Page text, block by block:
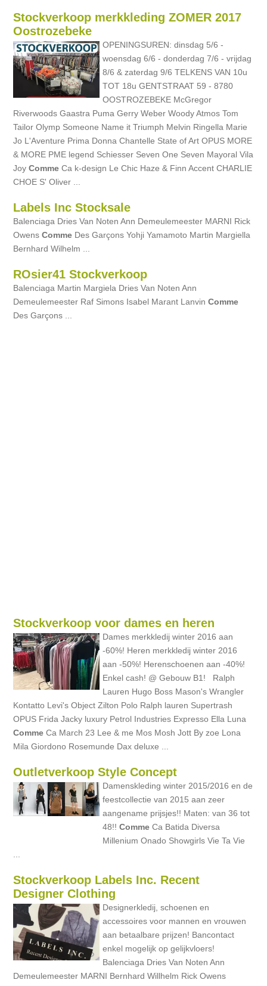
Stockverkoop merkkleding ZOMER 2017
Oostrozebeke
OPENINGSUREN: dinsdag 5/6 -
woensdag 6/6 - donderdag 7/6 - vrijdag
8/6 & zaterdag 9/6 TELKENS VAN 10u
TOT 18u GENTSTRAAT 59 - 8780
OOSTROZEBEKE McGregor
Riverwoods Gaastra Puma Gerry Weber Woody Atmos Tom
Tailor Olymp Someone Name it Triumph Melvin Ringella Marie
Jo L'Aventure Prima Donna Chantelle State of Art OPUS MORE
& MORE PME legend Schiesser Seven One Seven Mayoral Vila
JoyComme Ca k-design Le Chic Haze & Finn Accent CHARLIE
CHOE S' Oliver ...
Labels Inc Stocksale
Balenciaga Dries Van Noten Ann Demeulemeester MARNI Rick
OwensComme Des Garçons Yohji Yamamoto Martin Margiella
Bernhard Wilhelm ...
ROsier41 Stockverkoop
Balenciaga Martin Margiela Dries Van Noten Ann
Demeulemeester Raf Simons Isabel Marant LanvinComme
Des Garçons ...
Stockverkoop voor dames en heren
Dames merkkledij winter 2016 aan
-60%! Heren merkkledij winter 2016
aan -50%! Herenschoenen aan -40%!
Enkel cash! @ Gebouw B1! Ralph
Lauren Hugo Boss Mason's Wrangler
Kontatto Levi's Object Zilton Polo Ralph lauren Supertrash
OPUS Frida Jacky luxury Petrol Industries Expresso Ella Luna
Comme Ca March 23 Lee & me Mos Mosh Jott By zoe Lona
Mila Giordono Rosemunde Dax deluxe ...
Outletverkoop Style Concept
Damenskleding winter 2015/2016 en de
feestcollectie van 2015 aan zeer
aangename prijsjes!! Maten: van 36 tot
48!!Comme Ca Batida Diversa
Millenium Onado Showgirls Vie Ta Vie
Stockverkoop Labels Inc. Recent
Designer Clothing
Designerkledij, schoenen en
accessoires voor mannen en vrouwen
aan betaalbare prijzen! Bancontact
enkel mogelijk op gelijkvloers!
Balenciaga Dries Van Noten Ann
Demeulemeester MARNI Bernhard Willhelm Rick Owens